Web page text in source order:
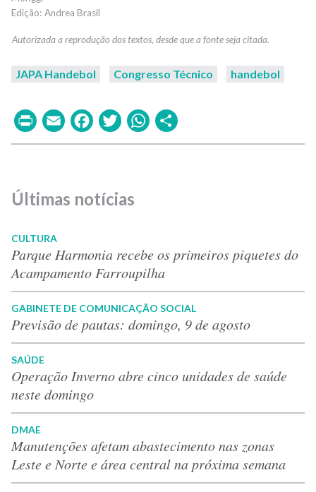
Andrea Brasil
JAPA Handebol Congresso Técnico handebol
PrintEmailFacebook
TwitterWhatsApp
Últimas notícias
CULTURA
Parque Harmonia recebe os primeiros piquetes do
Acampamento Farroupilha
GABINETE DE COMUNICAÇÃO SOCIAL
Previsão de pautas: domingo, 9 de agosto
SAÚDE
Operação Inverno abre cinco unidades de saúde
neste domingo
DMAE
Manutenções afetam abastecimento nas zonas
Leste e Norte e área central na próxima semana